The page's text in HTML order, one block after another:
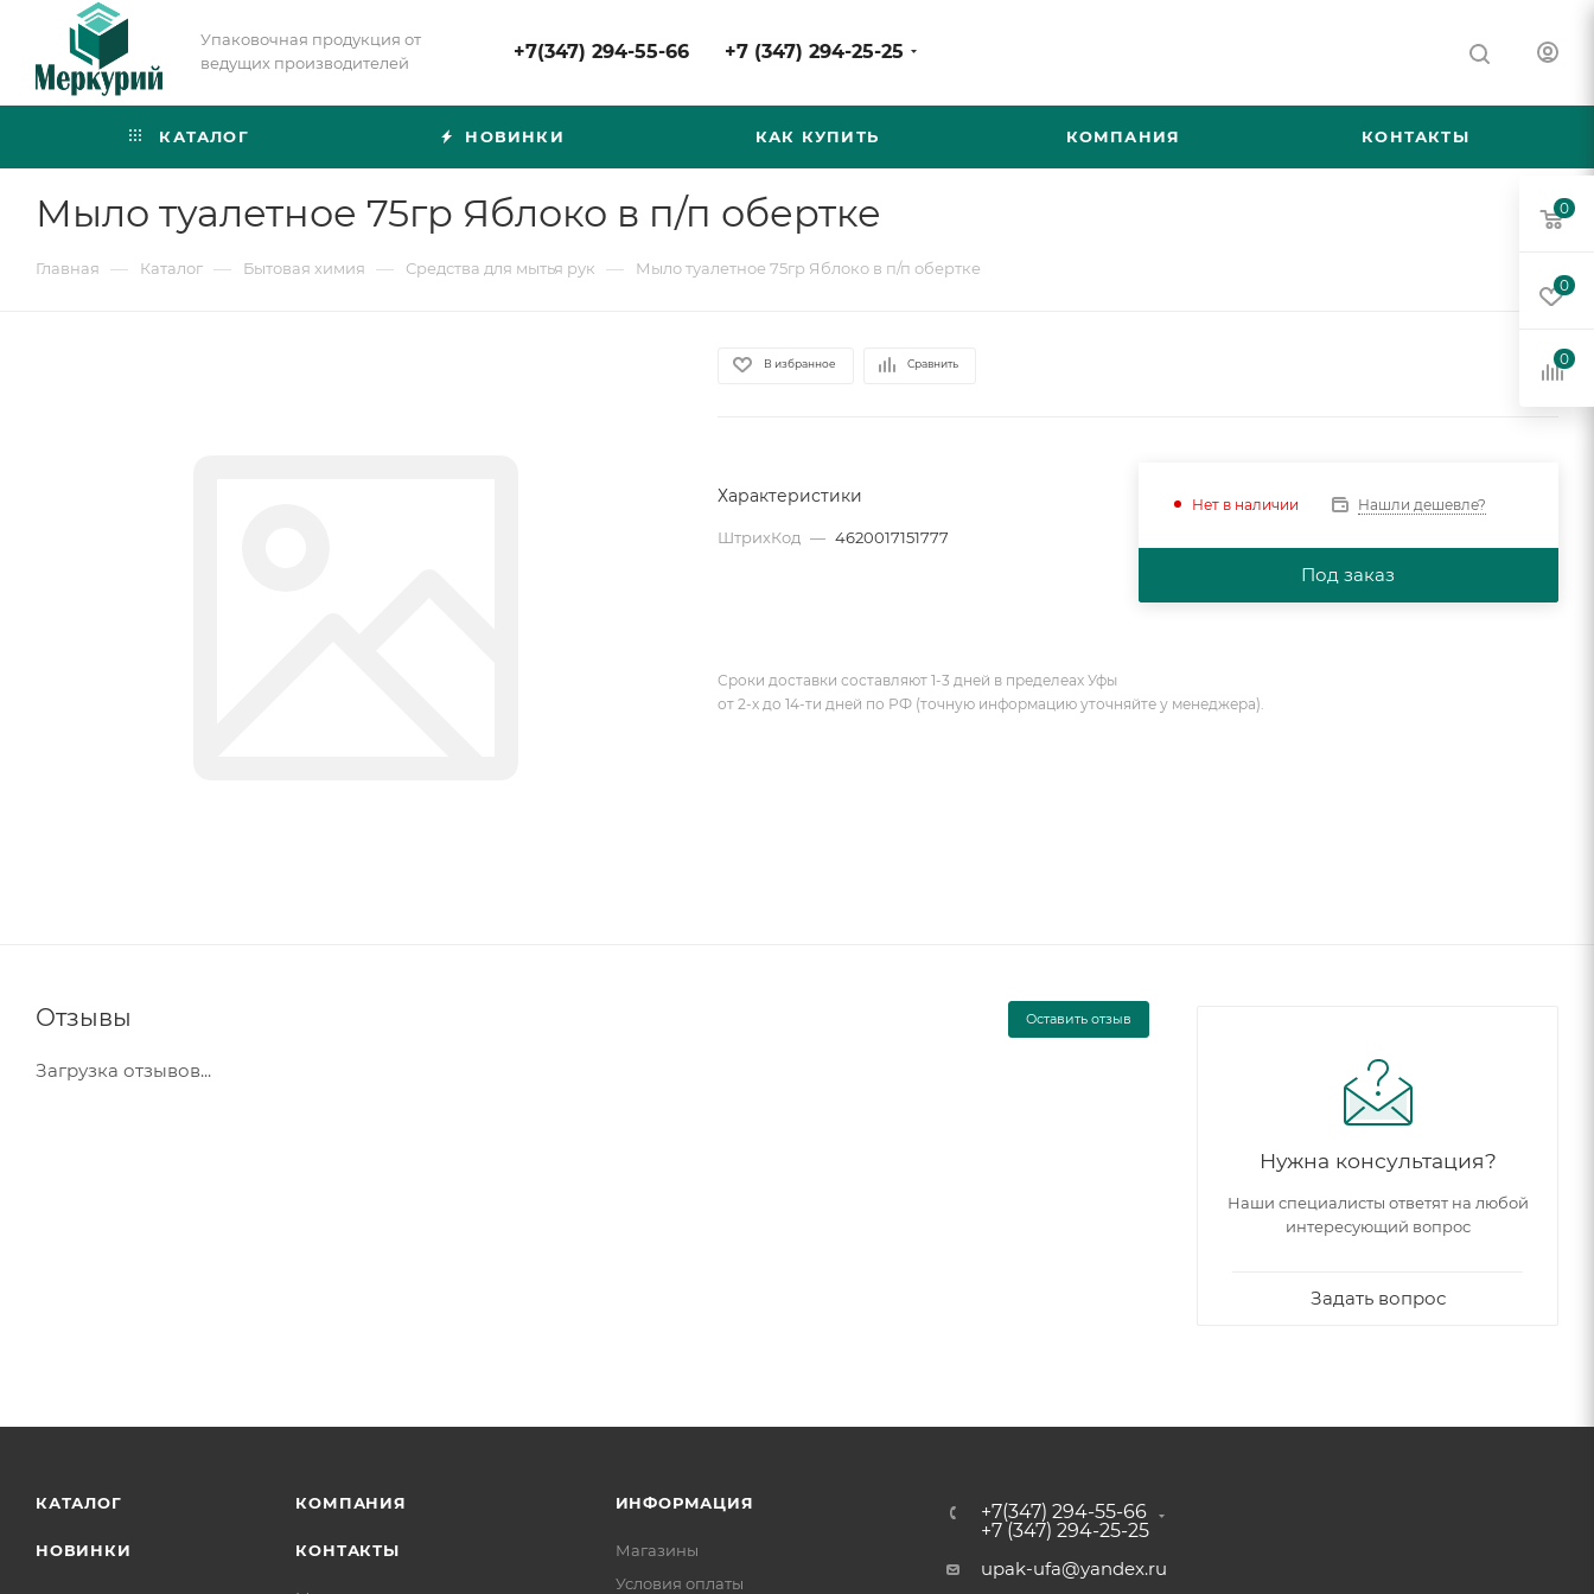
Упаковочная продукция от
ведущих производителей
+7(347) 294-55-66 +7 (347) 294-25-25
КАТАЛОГ НОВИНКИ КАК КУПИТЬ КОМПАНИЯ КОНТАКТЫ
Мыло туалетное 75гр Яблоко в п/п обертке
Главная — Каталог — Бытовая химия — Средства для мытья рук — Мыло туалетное 75гр Яблоко в п/п обертке
В избранное Сравнить
Характеристики
ШтрихКод — 4620017151777
Нет в наличии Нашли дешевле?
Под заказ
Сроки доставки составляют 1-3 дней в пределеах Уфы
от 2-х до 14-ти дней по РФ (точную информацию уточняйте у менеджера).
Отзывы Оставить отзыв
Загрузка отзывов...
Нужна консультация?
Наши специалисты ответят на любой
интересующий вопрос
Задать вопрос
КАТАЛОГ
НОВИНКИ
КОМПАНИЯ
КОНТАКТЫ
ИНФОРМАЦИЯ
Магазины
Условия оплаты
+7(347) 294-55-66
+7 (347) 294-25-25
upak-ufa@yandex.ru
0
0
0